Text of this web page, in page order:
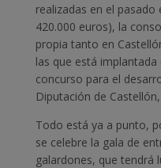
realizadas en el
420.000 euros), la
propia tanto en
las que está
concurso para el
Diputación de
Todo está ya a punto,
se celebre la gala de
galardones, que tendrá